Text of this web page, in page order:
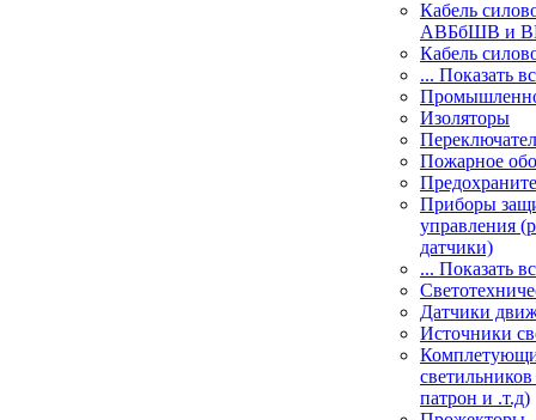
Кабель
АВБбШВ и
Кабель
... Показать
Изоляторы
Пожарное
Приборы
управления
датчики)
... Показать
Датчики
Источники
патрон и .т.д)